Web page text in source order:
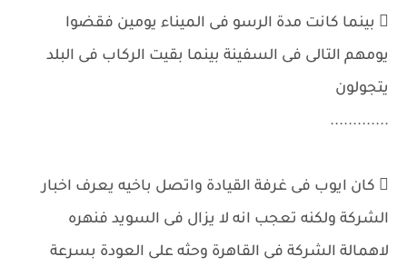
 بينما كانت مدة الرسو فى الميناء يومين فقضوا
يومهم التالى فى السفينة بينما بقيت الركاب فى البلد
يتجولون
.............
 كان ايوب فى غرفة القيادة واتصل باخيه يعرف اخبار
الشركة ولكنه تعجب انه لا يزال فى السويد فنهره
لاهمالة الشركة فى القاهرة وحثه على العودة بسرعة